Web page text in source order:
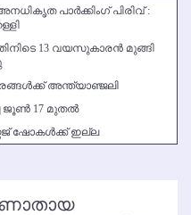
പാര്‍ക്കിംഗ് പിരിവ് :
13 വയസുകാരന്‍ മുങ്ങി
അന്ത്യാഞ്ജലി
ജൂണ്‍ 17 മുതല്‍
ഷോകള്‍ക്ക് ഇല്ല